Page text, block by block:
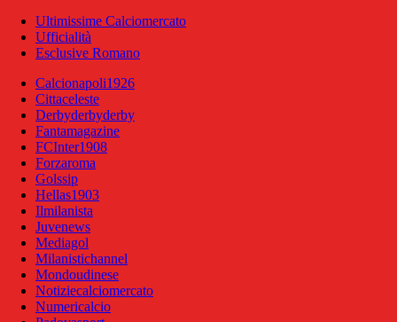
Ultimissime Calciomercato
Ufficialità
Esclusive Romano
Calcionapoli1926
Cittaceleste
Derbyderbyderby
Fantamagazine
FCInter1908
Forzaroma
Golssip
Hellas1903
Ilmilanista
Juvenews
Mediagol
Milanistichannel
Mondoudinese
Notiziecalciomercato
Numericalcio